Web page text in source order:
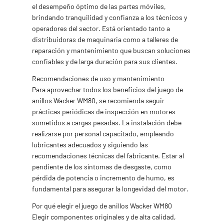
el desempeño óptimo de las partes móviles,
brindando tranquilidad y confianza a los técnicos y
operadores del sector. Está orientado tanto a
distribuidoras de maquinaria como a talleres de
reparación y mantenimiento que buscan soluciones
confiables y de larga duración para sus clientes.
Recomendaciones de uso y mantenimiento
Para aprovechar todos los beneficios del juego de
anillos Wacker WM80, se recomienda seguir
prácticas periódicas de inspección en motores
sometidos a cargas pesadas. La instalación debe
realizarse por personal capacitado, empleando
lubricantes adecuados y siguiendo las
recomendaciones técnicas del fabricante. Estar al
pendiente de los síntomas de desgaste, como
pérdida de potencia o incremento de humo, es
fundamental para asegurar la longevidad del motor.
Por qué elegir el juego de anillos Wacker WM80
Elegir componentes originales y de alta calidad,